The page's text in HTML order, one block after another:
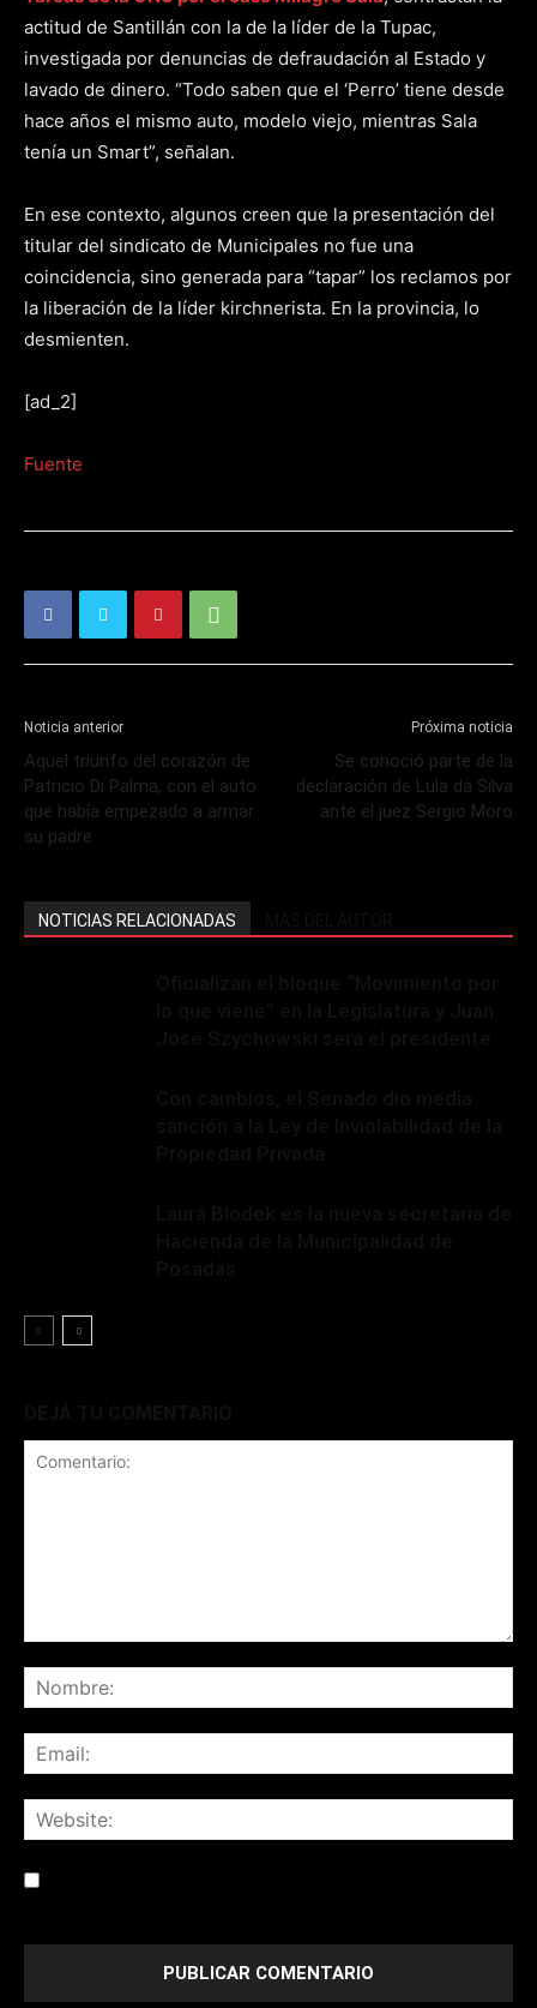
actitud de Santillán con la de la líder de la Tupac,
investigada por denuncias de defraudación al Estado y
lavado de dinero. “Todo saben que el ‘Perro’ tiene desde
hace años el mismo auto, modelo viejo, mientras Sala
tenía un Smart”, señalan.
En ese contexto, algunos creen que la presentación del
titular del sindicato de Municipales no fue una
coincidencia, sino generada para “tapar” los reclamos por
la liberación de la líder kirchnerista. En la provincia, lo
desmienten.
[ad_2]
Fuente
Noticia anterior
Aquel triunfo del corazón de
Patricio Di Palma, con el auto
que había empezado a armar
su padre
Próxima noticia
Se conoció parte de la
declaración de Lula da Silva
ante el juez Sergio Moro
NOTICIAS RELACIONADAS